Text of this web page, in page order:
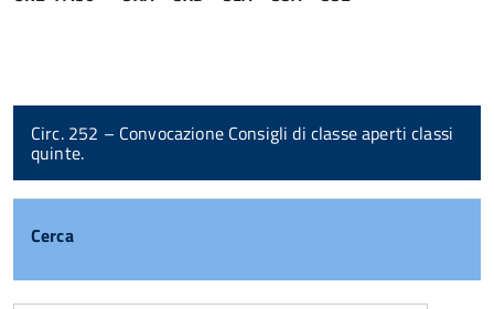
Circ. 252 – Convocazione Consigli di classe aperti classi
quinte.
Cerca